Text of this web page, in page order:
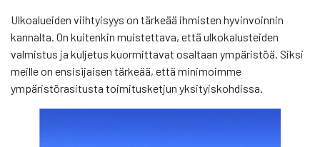
Ulkoalueiden viihtyisyys on tärkeää ihmisten hyvinvoinnin
kannalta. On kuitenkin muistettava, että ulkokalusteiden
valmistus ja kuljetus kuormittavat osaltaan ympäristöä. Siksi
meille on ensisijaisen tärkeää, että minimoimme
ympäristörasitusta toimitusketjun yksityiskohdissa.